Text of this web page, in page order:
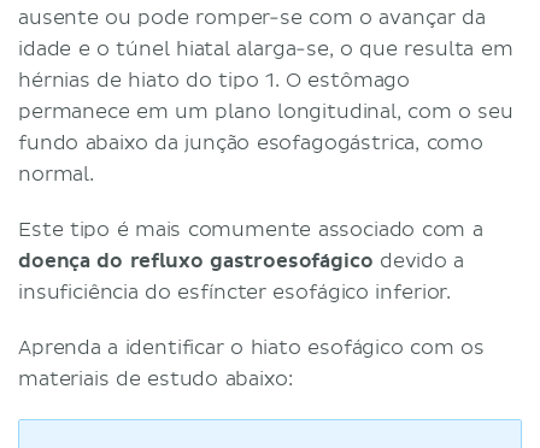
ausente ou pode romper-se com o avançar da
idade e o túnel hiatal alarga-se, o que resulta em
hérnias de hiato do tipo 1. O estômago
permanece em um plano longitudinal, com o seu
fundo abaixo da junção esofagogástrica, como
normal.
Este tipo é mais comumente associado com a
doença do refluxo gastroesofágico devido a
insuficiência do esfíncter esofágico inferior.
Aprenda a identificar o hiato esofágico com os
materiais de estudo abaixo: